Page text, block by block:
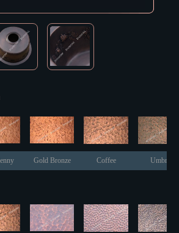
Дзержинск
Екатеринбург
Зеленоград
Ижевск
Иркутск
Йошкар-Ола
Калининград
Gold Bronze Coffee Umbra